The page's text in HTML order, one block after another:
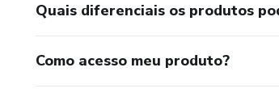
Quais diferenciais os produtos
Como acesso meu produto?